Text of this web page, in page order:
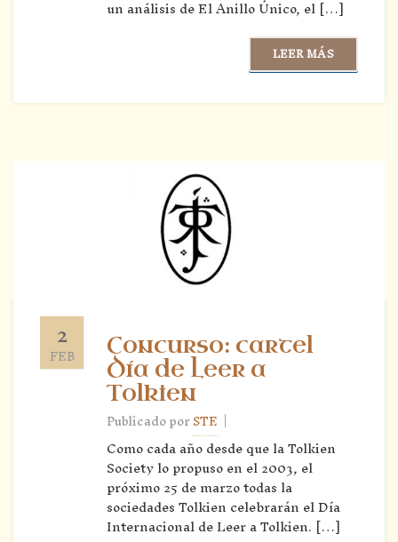
un análisis de El Anillo Único, el […]
LEER MÁS
2
FEB
Concurso: cartel
Día de Leer a
Tolkien
Publicado porSTE |
Como cada año desde que la Tolkien
Society lo propuso en el 2003, el
próximo 25 de marzo todas la
sociedades Tolkien celebrarán el Día
Internacional de Leer a Tolkien. […]